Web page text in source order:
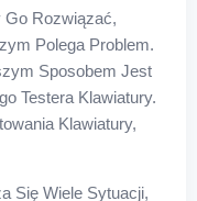
Go Rozwiązać,
Polega Problem.
Sposobem Jest
Testera Klawiatury.
Klawiatury,
Się Wiele Sytuacji,